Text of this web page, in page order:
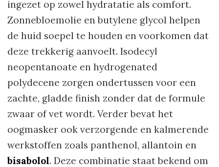
ingezet op zowel hydratatie als comfort.
Zonnebloemolie en butylene glycol helpen
de huid soepel te houden en voorkomen dat
deze trekkerig aanvoelt. Isodecyl
neopentanoate en hydrogenated
polydecene zorgen ondertussen voor een
zachte, gladde finish zonder dat de formule
zwaar of vet wordt. Verder bevat het
oogmasker ook verzorgende en kalmerende
werkstoffen zoals panthenol, allantoin en
bisabolol. Deze combinatie staat bekend om